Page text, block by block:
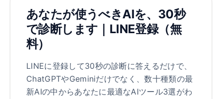
あなたが使うべきAIを、30秒
で診断します｜LINE登録（無
料）
LINEに登録して30秒の診断に答えるだけで、
ChatGPTやGeminiだけでなく、数十種類の最
新AIの中からあなたに最適なAIツール3選がわ